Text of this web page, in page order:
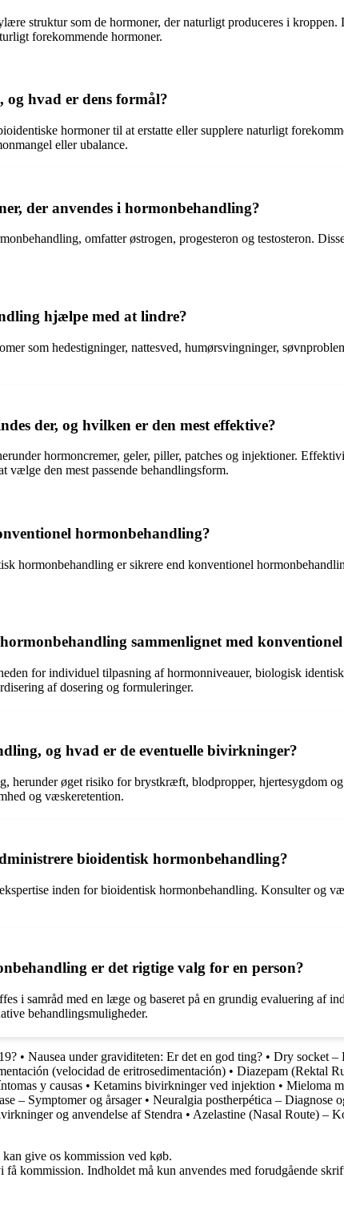
struktur som de hormoner, der naturligt produceres i
forekommende hormoner.
hvad er dens formål?
hormoner til at erstatte eller supplere naturligt
eller ubalance.
der anvendes i hormonbehandling?
omfatter østrogen, progesteron og testosteron.
hjælpe med at lindre?
som hedestigninger, nattesved, humørsvingninger,
der, og hvilken er den mest effektive?
hormoncremer, geler, piller, patches og injektioner.
vælge den mest passende behandlingsform.
hormonbehandling?
hormonbehandling er sikrere end konventionel
sammenlignet med
for individuel tilpasning af hormonniveauer, biologisk
af dosering og formuleringer.
og hvad er de eventuelle bivirkninger?
herunder øget risiko for brystkræft, blodpropper, hjertesygdom
og væskeretention.
bioidentisk hormonbehandling?
inden for bioidentisk hormonbehandling. Konsulter og
er det rigtige valg for en person?
i samråd med en læge og baseret på en grundig evaluering af
behandlingsmuligheder.
• Nausea under graviditeten: Er det en god ting? • Dry socket –
(velocidad de eritrosedimentación) • Diazepam (Rektal
y causas • Ketamins bivirkninger ved injektion • Mieloma
– Symptomer og årsager• Neuralgia postherpética – Diagnose
og anvendelse af Stendra • Azelastine (Nasal Route) –
give os kommission ved køb.
kommission. Indholdet må kun anvendes med forudgående